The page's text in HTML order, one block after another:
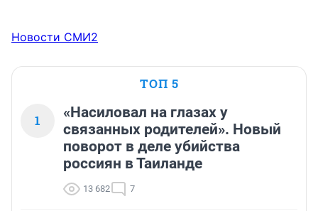
Новости СМИ2
ТОП 5
1
«Насиловал на глазах у
связанных родителей». Новый
поворот в деле убийства
россиян в Таиланде
13 682 7